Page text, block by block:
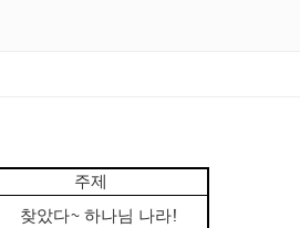
주제
찾았다~하나님 나라!